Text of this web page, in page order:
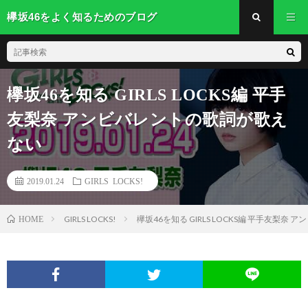
欅坂46をよく知るためのブログ
欅坂46を知る GIRLS LOCKS編 平手
友梨奈 アンビバレントの歌詞が歌え
ない
2019.01.24 GIRLS LOCKS!
HOME GIRLS LOCKS! 欅坂46を知る GIRLS LOCKS編 平手友梨奈 ア